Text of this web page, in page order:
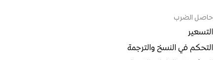
حاصل الضرب
التسعير
التحكم في النسخ والترجمة